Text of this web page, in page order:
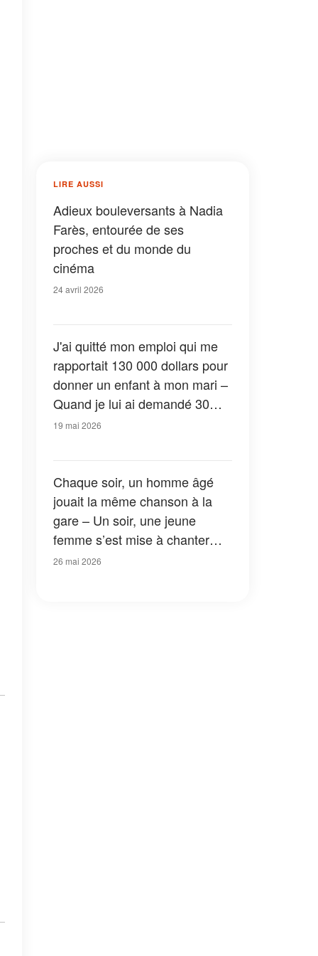
LIRE AUSSI
Adieux bouleversants à Nadia
Farès, entourée de ses
proches et du monde du
cinéma
24 avril 2026
J'ai quitté mon emploi qui me
rapportait 130 000 dollars pour
donner un enfant à mon mari –
Quand je lui ai demandé 30
dollars pour acheter du lait en
19 mai 2026
Chaque soir, un homme âgé
jouait la même chanson à la
gare – Un soir, une jeune
femme s’est mise à chanter
avec lui
26 mai 2026